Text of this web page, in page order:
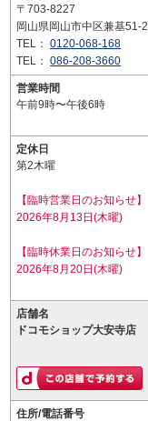
〒703-8227
岡山県岡山市中区兼基51-2
TEL： 0120-068-168
TEL： 086-208-3660
営業時間
午前9時〜午後6時
定休日
第2木曜
【臨時営業日のお知らせ】
2026年8月13日(木曜)
【臨時休業日のお知らせ】
2026年8月20日(木曜)
店舗名
ドコモショップ大安寺店
住所/電話番号